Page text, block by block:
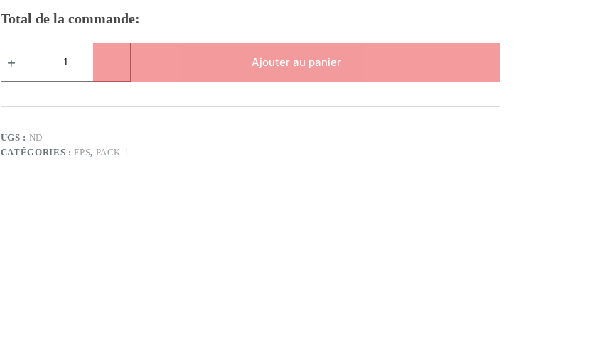
Total de la commande:
FPS
Top#1
2
couleurs
Ajouter au panier
UGS : ND
CATÉGORIES :FPS, PACK-1